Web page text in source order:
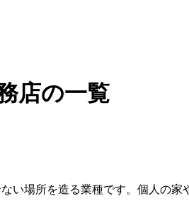
店の一覧
い場所を造る業種です。個人の